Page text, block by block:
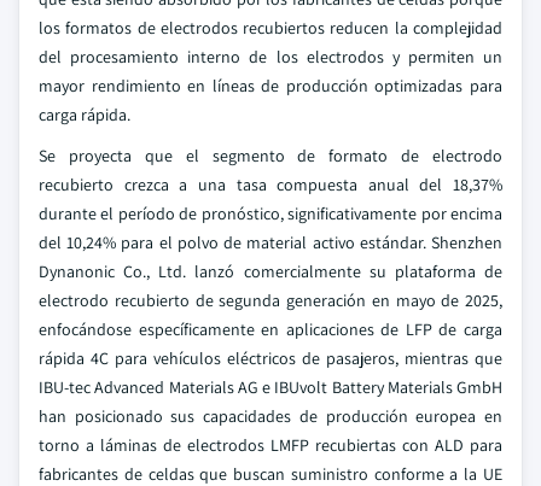
los formatos de electrodos recubiertos reducen la complejidad
del procesamiento interno de los electrodos y permiten un
mayor rendimiento en líneas de producción optimizadas para
carga rápida.
Se proyecta que el segmento de formato de electrodo
recubierto crezca a una tasa compuesta anual del 18,37%
durante el período de pronóstico, significativamente por encima
del 10,24% para el polvo de material activo estándar. Shenzhen
Dynanonic Co., Ltd. lanzó comercialmente su plataforma de
electrodo recubierto de segunda generación en mayo de 2025,
enfocándose específicamente en aplicaciones de LFP de carga
rápida 4C para vehículos eléctricos de pasajeros, mientras que
IBU-tec Advanced Materials AG e IBUvolt Battery Materials GmbH
han posicionado sus capacidades de producción europea en
torno a láminas de electrodos LMFP recubiertas con ALD para
fabricantes de celdas que buscan suministro conforme a la UE